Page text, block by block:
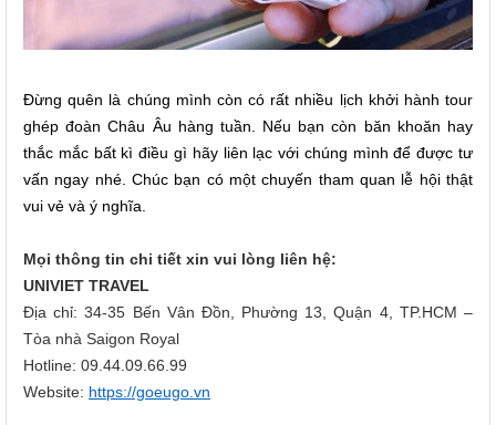
Đừng quên là chúng mình còn có rất nhiều lịch khởi hành tour
ghép đoàn Châu Âu hàng tuần. Nếu bạn còn băn khoăn hay
thắc mắc bất kì điều gì hãy liên lạc với chúng mình để được tư
vấn ngay nhé. Chúc bạn có một chuyến tham quan lễ hội thật
vui vẻ và ý nghĩa.
Mọi thông tin chi tiết xin vui lòng liên hệ:
UNIVIET TRAVEL
Địa chỉ: 34-35 Bến Vân Đồn, Phường 13, Quận 4, TP.HCM –
Tòa nhà Saigon Royal
Hotline: 09.44.09.66.99
Website: https://goeugo.vn